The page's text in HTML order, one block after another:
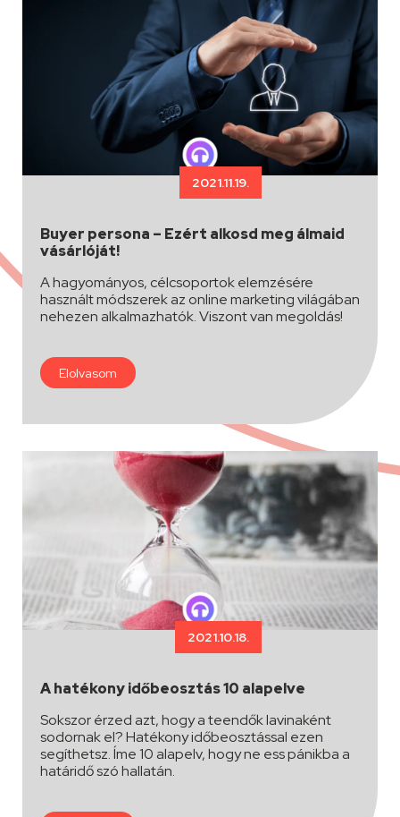
2021.11.19.
Buyer persona – Ezért alkosd meg álmaid
vásárlóját!
A hagyományos, célcsoportok elemzésére
használt módszerek az online marketing világában
nehezen alkalmazhatók. Viszont van megoldás!
Elolvasom
2021.10.18.
A hatékony időbeosztás 10 alapelve
Sokszor érzed azt, hogy a teendők lavinaként
sodornak el? Hatékony időbeosztással ezen
segíthetsz. Íme 10 alapelv, hogy ne ess pánikba a
határidő szó hallatán.